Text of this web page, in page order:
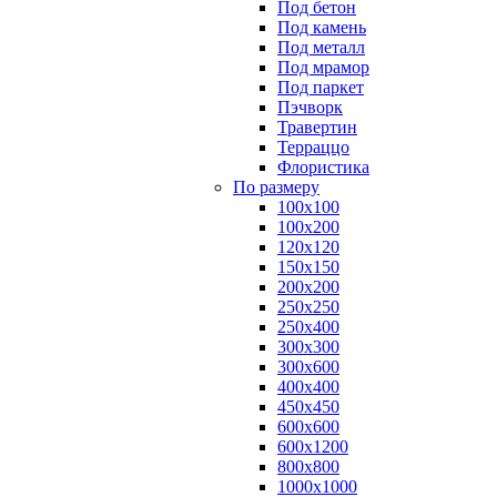
Под бетон
Под камень
Под металл
Под мрамор
Под паркет
Пэчворк
Травертин
Терраццо
Флористика
По размеру
100х100
100х200
120х120
150х150
200х200
250х250
250х400
300х300
300х600
400х400
450х450
600х600
600х1200
800х800
1000х1000